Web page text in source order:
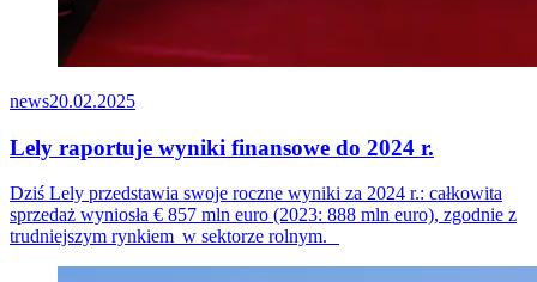
news20.02.2025
Lely raportuje wyniki finansowe do 2024 r.
Dziś Lely przedstawia swoje roczne wyniki za 2024 r.: całkowita
sprzedaż wyniosła € 857 mln euro (2023: 888 mln euro), zgodnie z
trudniejszym rynkiem w sektorze rolnym.